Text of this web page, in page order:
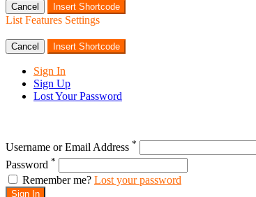
Cancel Insert Shortcode
List Features Settings
Cancel Insert Shortcode
Sign In
Sign Up
Lost Your Password
Username or Email Address *
Password *
Remember me? Lost your password
Sign In